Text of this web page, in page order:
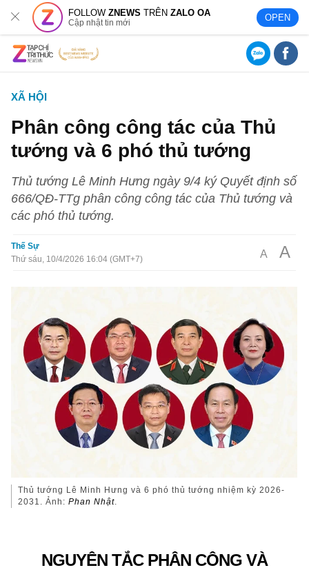
FOLLOWZNEWS TRÊNZALO OA
Cập nhật tin mới OPEN
XÃ HỘI
Phân công công tác của Thủ
tướng và 6 phó thủ tướng
Thủ tướng Lê Minh Hưng ngày 9/4 ký Quyết định số
666/QĐ-TTg phân công công tác của Thủ tướng và
các phó thủ tướng.
Thế Sự
Thứ sáu, 10/4/2026 16:04 (GMT+7)
A A
Thủ tướng Lê Minh Hưng và 6 phó thủ tướng nhiệm kỳ 2026-
2031. Ảnh:Phan Nhật.
NGUYÊN TẮC PHÂN CÔNG VÀ